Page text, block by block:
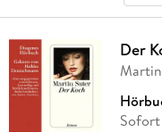
Der